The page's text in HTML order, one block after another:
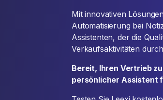
Mit innovativen
Automatisierung bei
Assistenten, der die
Verkaufsaktivitäten
Bereit, Ihren Vertrieb
persönlicher Assistent